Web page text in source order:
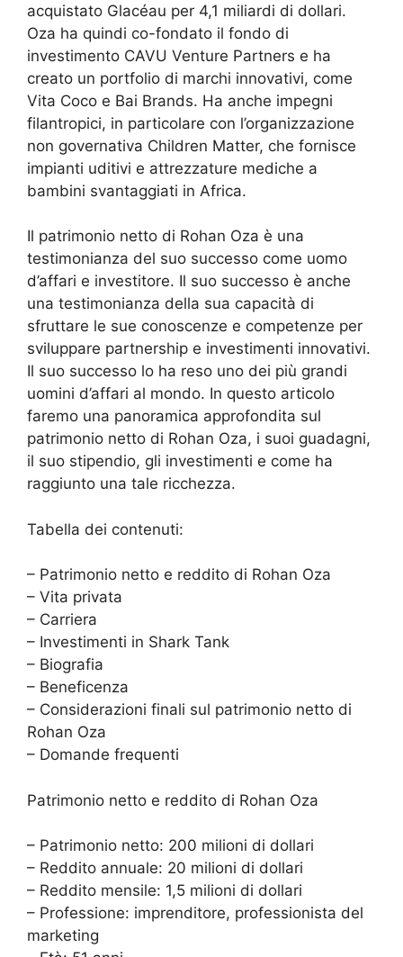
acquistato Glacéau per 4,1 miliardi di dollari.
Oza ha quindi co-fondato il fondo di
investimento CAVU Venture Partners e ha
creato un portfolio di marchi innovativi, come
Vita Coco e Bai Brands. Ha anche impegni
filantropici, in particolare con l’organizzazione
non governativa Children Matter, che fornisce
impianti uditivi e attrezzature mediche a
bambini svantaggiati in Africa.
Il patrimonio netto di Rohan Oza è una
testimonianza del suo successo come uomo
d’affari e investitore. Il suo successo è anche
una testimonianza della sua capacità di
sfruttare le sue conoscenze e competenze per
sviluppare partnership e investimenti innovativi.
Il suo successo lo ha reso uno dei più grandi
uomini d’affari al mondo. In questo articolo
faremo una panoramica approfondita sul
patrimonio netto di Rohan Oza, i suoi guadagni,
il suo stipendio, gli investimenti e come ha
raggiunto una tale ricchezza.
Tabella dei contenuti:
– Patrimonio netto e reddito di Rohan Oza
– Vita privata
– Carriera
– Investimenti in Shark Tank
– Biografia
– Beneficenza
– Considerazioni finali sul patrimonio netto di
Rohan Oza
– Domande frequenti
Patrimonio netto e reddito di Rohan Oza
– Patrimonio netto: 200 milioni di dollari
– Reddito annuale: 20 milioni di dollari
– Reddito mensile: 1,5 milioni di dollari
– Professione: imprenditore, professionista del
marketing